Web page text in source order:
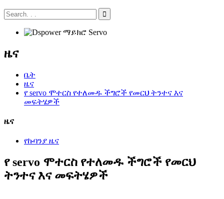
ዜና
ቤት
ዜና
የ servo ሞተርስ የተለመዱ ችግሮች የመርህ ትንተና እና
መፍትሄዎች
ዜና
የኩባንያ ዜና
የ servo ሞተርስ የተለመዱ ችግሮች የመርህ
ትንተና እና መፍትሄዎች